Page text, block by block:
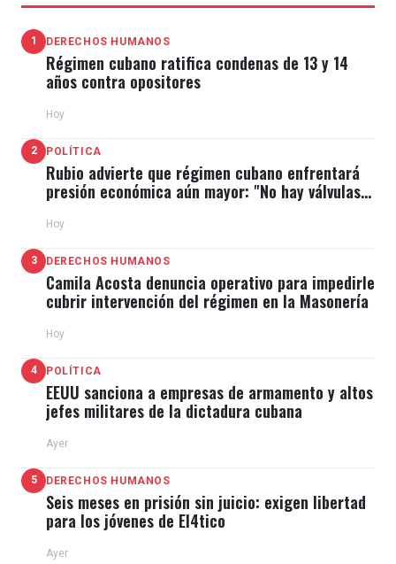
1 DERECHOS HUMANOS
Régimen cubano ratifica condenas de 13 y 14
años contra opositores
Hoy
2 POLÍTICA
Rubio advierte que régimen cubano enfrentará
presión económica aún mayor: "No hay válvulas
Hoy
3 DERECHOS HUMANOS
Camila Acosta denuncia operativo para impedirle
cubrir intervención del régimen en la Masonería
Hoy
4 POLÍTICA
EEUU sanciona a empresas de armamento y altos
jefes militares de la dictadura cubana
Ayer
5 DERECHOS HUMANOS
Seis meses en prisión sin juicio: exigen libertad
para los jóvenes de El4tico
Ayer